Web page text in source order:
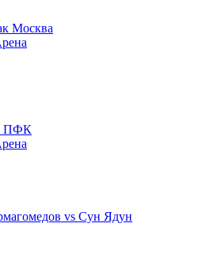
Москва
ПФК
vs Сун Ядун